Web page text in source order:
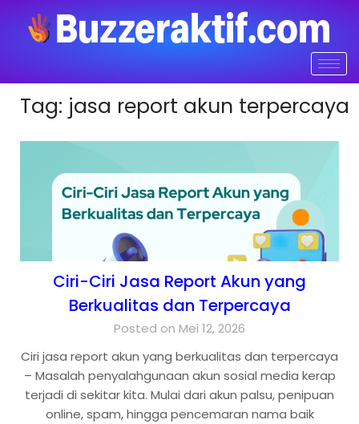
Tag: jasa report akun terpercaya
Ciri-Ciri Jasa Report Akun yang
Berkualitas dan Terpercaya
Posted on Mei 12, 2026
Ciri jasa report akun yang berkualitas dan terpercaya
– Masalah penyalahgunaan akun sosial media kerap
terjadi di sekitar kita. Mulai dari akun palsu, penipuan
online, spam, hingga pencemaran nama baik